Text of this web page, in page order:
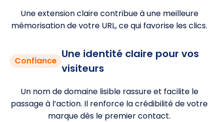
Une extension claire contribue à une meilleure
mémorisation de votre URL, ce qui favorise les clics.
Confiance
Une identité claire pour vos
visiteurs
Un nom de domaine lisible rassure et facilite le
passage à l’action. Il renforce la crédibilité de votre
marque dès le premier contact.